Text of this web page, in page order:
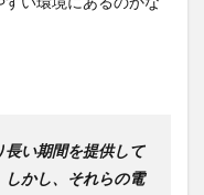
長い期間を提供して
かし、それらの電